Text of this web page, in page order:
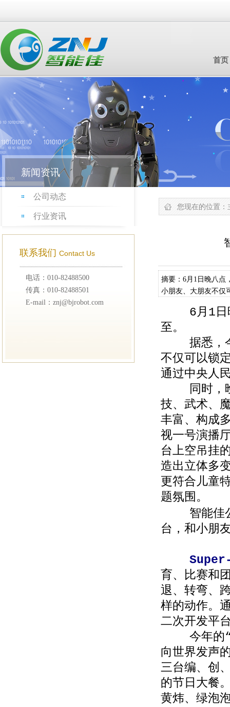
首页
新闻资讯
公司动态
行业资讯
联系我们 Contact Us
电话：010-82488500
传真：010-82488501
E-mail：znj@bjrobot.com
您现在的位置：
摘要：6月1日晚八点
小朋友、大朋友不仅
6月1日晚
至。
据悉，今
不仅可以锁
通过中央人
同时，晚
技、武术、
丰富、构成
视一号演播
台上空吊挂
造出立体多
更符合儿童
题氛围。
智能佳
台，和小朋
育、比赛和
退、转弯、
样的动作。
二次开发平
今年的“六
向世界发声
三台编、创
的节日大餐
黄炜、绿泡